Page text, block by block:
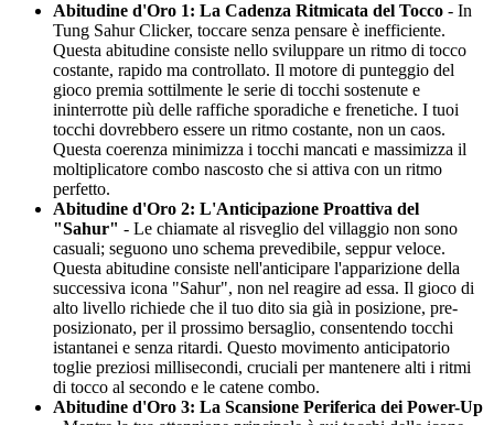
Abitudine d'Oro 1: La Cadenza Ritmicata del Tocco - In
Tung Sahur Clicker, toccare senza pensare è inefficiente.
Questa abitudine consiste nello sviluppare un ritmo di tocco
costante, rapido ma controllato. Il motore di punteggio del
gioco premia sottilmente le serie di tocchi sostenute e
ininterrotte più delle raffiche sporadiche e frenetiche. I tuoi
tocchi dovrebbero essere un ritmo costante, non un caos.
Questa coerenza minimizza i tocchi mancati e massimizza il
moltiplicatore combo nascosto che si attiva con un ritmo
perfetto.
Abitudine d'Oro 2: L'Anticipazione Proattiva del
"Sahur" - Le chiamate al risveglio del villaggio non sono
casuali; seguono uno schema prevedibile, seppur veloce.
Questa abitudine consiste nell'anticipare l'apparizione della
successiva icona "Sahur", non nel reagire ad essa. Il gioco di
alto livello richiede che il tuo dito sia già in posizione, pre-
posizionato, per il prossimo bersaglio, consentendo tocchi
istantanei e senza ritardi. Questo movimento anticipatorio
toglie preziosi millisecondi, cruciali per mantenere alti i ritmi
di tocco al secondo e le catene combo.
Abitudine d'Oro 3: La Scansione Periferica dei Power-Up